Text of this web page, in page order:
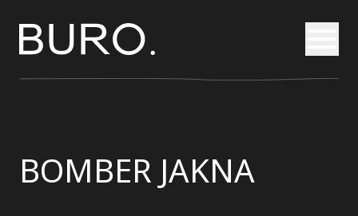
BOMBER JAKNA